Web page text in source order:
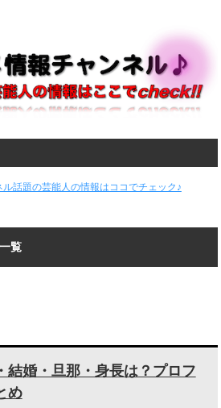
ル話題の芸能人の情報はココでチェック♪
覧
結婚・旦那・身長は？プロフ
め